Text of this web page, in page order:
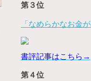
第３位
「なめらかなお金
書評記事はこちら→
第４位